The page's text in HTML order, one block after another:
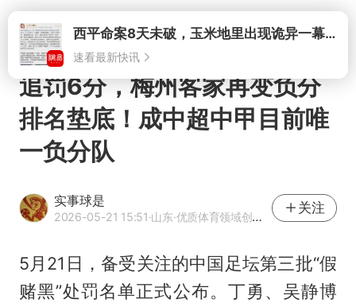
打开
追罚6分，梅州客家再变负分
排名垫底！成中超中甲目前唯
一负分队
实事球是
2026-05-21 15:51·山东·优质体育领域创作者
关注
5月21日，备受关注的中国足坛第三批“假
赌黑”处罚名单正式公布。丁勇、吴静博